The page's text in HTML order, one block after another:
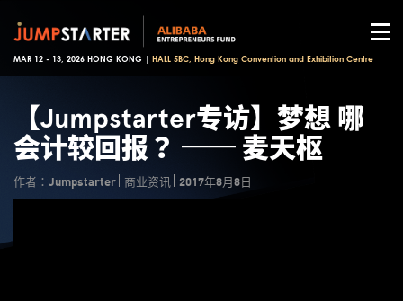
MAR 12 - 13, 2026 HONG KONG | HALL 5BC, Hong Kong Convention and Exhibition Centre
【Jumpstarter专访】梦想 哪
会计较回报？ ── 麦天枢
作者：Jumpstarter 商业资讯 2017年8月8日